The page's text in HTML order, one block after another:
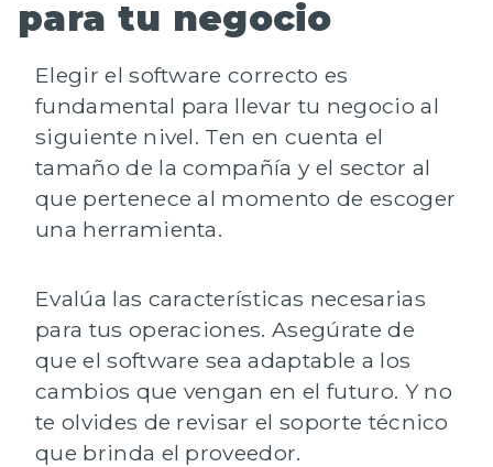
para tu negocio
Elegir elsoftware correcto es
fundamental para llevar tu negocio al
siguiente nivel. Ten en cuenta el
tamaño de la compañía y el sector al
que pertenece al momento de escoger
una herramienta.
Evalúa las características necesarias
para tus operaciones. Asegúrate de
que el software seaadaptable a los
cambios que vengan en el futuro. Y no
te olvides de revisar elsoporte técnico
que brinda el proveedor.